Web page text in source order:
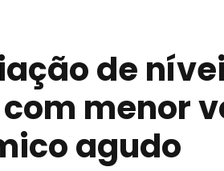
de
menor
agudo